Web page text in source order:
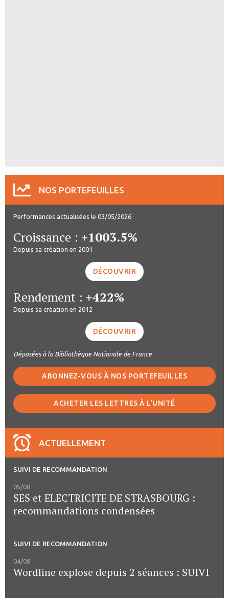
NOS PORTEFEUILLES
Performances actualisées le 03/05/2026
Croissance : +1003.5%
Depuis sa création en 2001
DÉCOUVRIR
Rendement : +422%
Depuis sa création en 2012
DÉCOUVRIR
Déposées à la Bibliothèque Nationale de France
ABONNEZ-VOUS À NOS PORTEFEUILLES
ACHETER LES LETTRES À L'UNITÉ
ACTUELLEMENT
SUIVI DE RECOMMANDATION
05/08
SES et ELECTRICITE DE STRASBOURG :
recommandations condensées
SUIVI DE RECOMMANDATION
04/08
Wordline explose depuis 2 séances : SUIVI